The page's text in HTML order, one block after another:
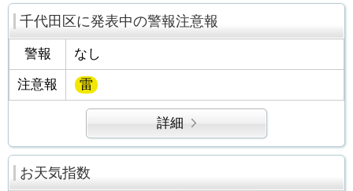
千代田区に発表中の警報注意報
警報 なし
注意報 雷
詳細
お天気指数